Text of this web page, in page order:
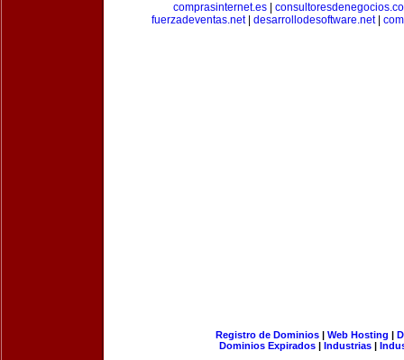
comprasinternet.es|
fuerzadeventas.net| desarrollodesoftware.net|
Registro de Dominios| Web Hosting |
Dominios Expirados | Industrias |